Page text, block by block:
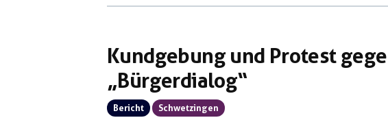
Kundgebung und Protest
„Bürgerdialog“
Bericht Schwetzingen